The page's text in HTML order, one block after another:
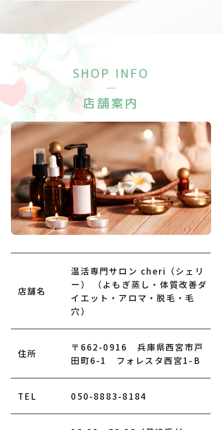
SHOP INFO
店舗案内
店舗名
温活専門サロン cheri（シェリ
ー） （よもぎ蒸し・体質改善ダ
イエット・アロマ・脱毛・毛
穴）
住所
〒662-0916 兵庫県西宮市戸
田町6-1 フォレスタ西宮1-B
TEL 050-8883-8184